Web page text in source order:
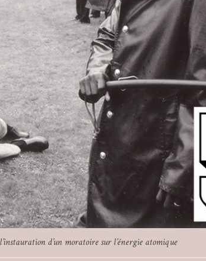
d’un moratoire sur l’énergie atomique